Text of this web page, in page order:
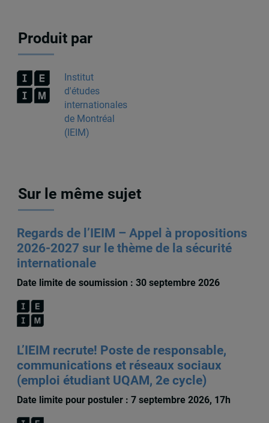
Produit par
Institut
d'études
internationales
de Montréal
(IEIM)
Sur le même sujet
Regards de l’IEIM – Appel à propositions
2026-2027 sur le thème de la sécurité
internationale
Date limite de soumission : 30 septembre 2026
L’IEIM recrute! Poste de responsable,
communications et réseaux sociaux
(emploi étudiant UQAM, 2e cycle)
Date limite pour postuler : 7 septembre 2026, 17h